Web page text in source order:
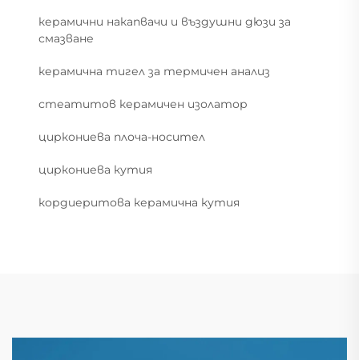
керамични накапвачи и въздушни дюзи за
смазване
керамична тигел за термичен анализ
стеатитов керамичен изолатор
циркониева плоча-носител
циркониева кутия
кордиеритова керамична кутия